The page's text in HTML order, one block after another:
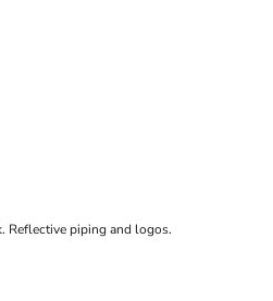
Reflective piping and logos.